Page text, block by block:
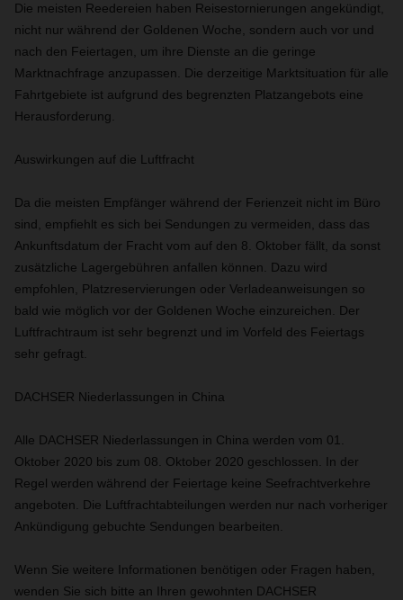
Die meisten Reedereien haben Reisestornierungen angekündigt,
nicht nur während der Goldenen Woche, sondern auch vor und
nach den Feiertagen, um ihre Dienste an die geringe
Marktnachfrage anzupassen. Die derzeitige Marktsituation für alle
Fahrtgebiete ist aufgrund des begrenzten Platzangebots eine
Herausforderung.
Auswirkungen auf die Luftfracht
Da die meisten Empfänger während der Ferienzeit nicht im Büro
sind, empfiehlt es sich bei Sendungen zu vermeiden, dass das
Ankunftsdatum der Fracht vom auf den 8. Oktober fällt, da sonst
zusätzliche Lagergebühren anfallen können. Dazu wird
empfohlen, Platzreservierungen oder Verladeanweisungen so
bald wie möglich vor der Goldenen Woche einzureichen. Der
Luftfrachtraum ist sehr begrenzt und im Vorfeld des Feiertags
sehr gefragt.
DACHSER Niederlassungen in China
Alle DACHSER Niederlassungen in China werden vom 01.
Oktober 2020 bis zum 08. Oktober 2020 geschlossen. In der
Regel werden während der Feiertage keine Seefrachtverkehre
angeboten. Die Luftfrachtabteilungen werden nur nach vorheriger
Ankündigung gebuchte Sendungen bearbeiten.
Wenn Sie weitere Informationen benötigen oder Fragen haben,
wenden Sie sich bitte an Ihren gewohnten DACHSER